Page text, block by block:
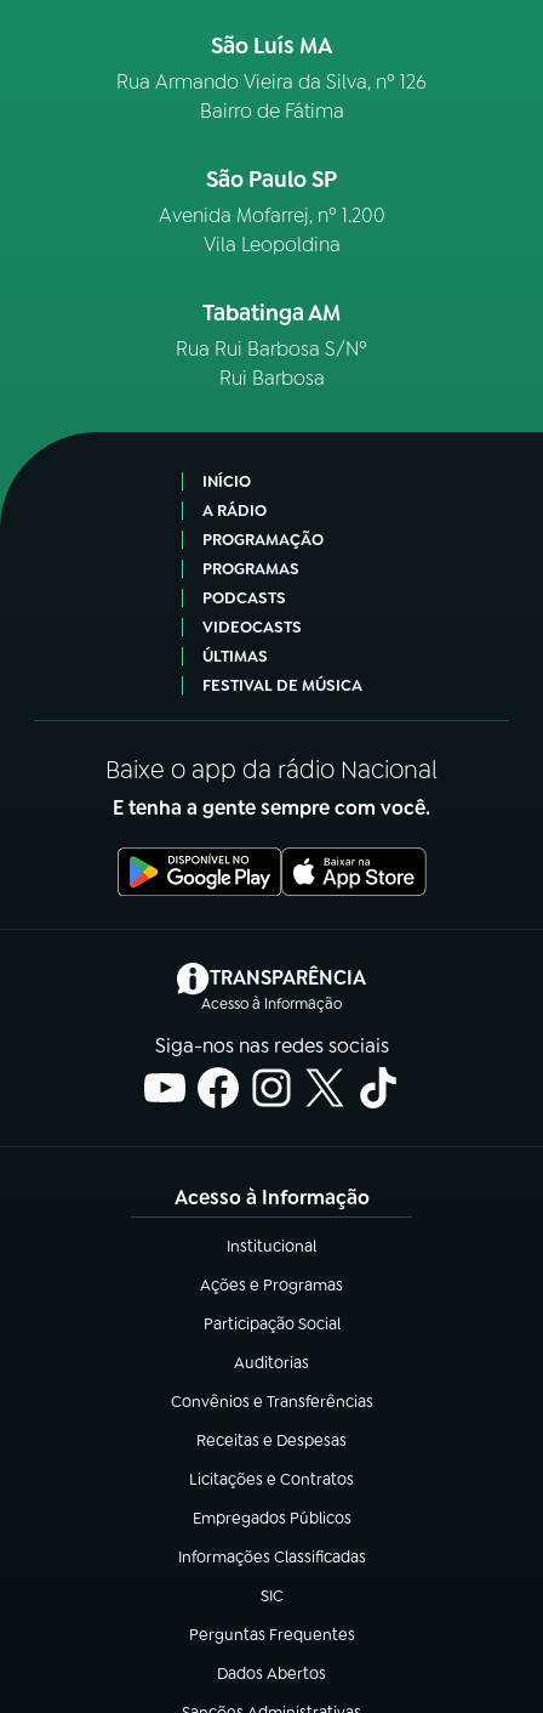
São Luís MA
Rua Armando Vieira da Silva, nº 126
Bairro de Fátima
São Paulo SP
Avenida Mofarrej, nº 1.200
Vila Leopoldina
Tabatinga AM
Rua Rui Barbosa S/Nº
Rui Barbosa
INÍCIO
A RÁDIO
PROGRAMAÇÃO
PROGRAMAS
PODCASTS
VIDEOCASTS
ÚLTIMAS
FESTIVAL DE MÚSICA
Baixe o app da rádio Nacional
E tenha a gente sempre com você.
TRANSPARÊNCIA
Acesso à Informação
(abre em nova aba)
Siga-nos nas redes sociais
Acesso à Informação
Institucional
(abre em nova aba)
Ações e Programas
(abre em nova aba)
Participação Social
(abre em nova aba)
Auditorias
(abre em nova aba)
Convênios e Transferências
(abre em nova aba)
Receitas e Despesas
(abre em nova aba)
Licitações e Contratos
(abre em nova aba)
Empregados Públicos
(abre em nova aba)
Informações Classificadas
(abre em nova aba)
SIC
(abre em nova aba)
Perguntas Frequentes
(abre em nova aba)
Dados Abertos
(abre em nova aba)